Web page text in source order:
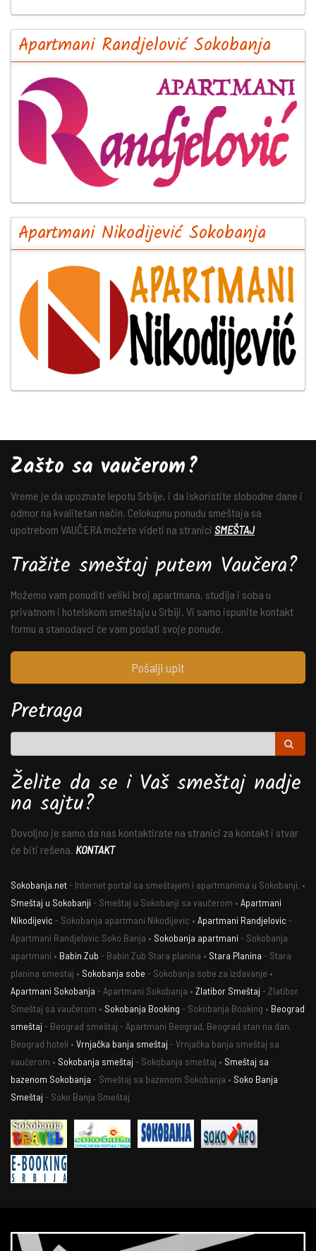
Apartmani Randjelović Sokobanja
Apartmani Nikodijević Sokobanja
Zašto sa vaučerom?
Vreme je da upoznate lepotu Srbije, i da iskoristite slobodne dane i
odmor na kvalitetan način. Celokupnu ponudu smeštaja sa
upotrebom VAUČERA možete videti na stranici SMEŠTAJ
Tražite smeštaj putem Vaučera?
Možemo vam ponuditi veliki broj apartmana, studija i soba u
privatnom i hotelskom smeštaju u Srbiji. Vi samo ispunite kontakt
formu a stanodavci će vam poslati svoje ponude.
Pošalji upit
Pretraga
Želite da se i Vaš smeštaj nadje
na sajtu?
Dovoljno je samo da nas kontaktirate na stranici za kontakt i stvar
će biti rešena. KONTAKT
Sokobanja.net- Internet portal sa smeštajem i apartmanima u Sokobanji. •
Smeštaj u Sokobanji - Smeštaj u Sokobanji sa vaučerom • Apartmani
Nikodijevic - Sokobanja apartmani Nikodijevic • Apartmani Randjelovic -
Apartmani Randjelovic Soko Banja • Sokobanja apartmani - Sokobanja
apartmani • Babin Zub - Babin Zub Stara planina • Stara Planina - Stara
planina smestaj • Sokobanja sobe - Sokobanja sobe za izdavanje •
Apartmani Sokobanja - Apartmani Sokobanja • Zlatibor Smeštaj - Zlatibor
Smeštaj sa vaučerom • Sokobanja Booking - Sokobanja Booking • Beograd
smeštaj - Beograd smeštaj - Apartmani Beograd, Beograd stan na dan,
Beograd hoteli • Vrnjačka banja smeštaj - Vrnjačka banja smeštaj sa
vaučerom • Sokobanja smeštaj - Sokobanja smeštaj • Smeštaj sa
bazenom Sokobanja - Smeštaj sa bazenom Sokobanja • Soko Banja
Smeštaj - Soko Banja Smeštaj